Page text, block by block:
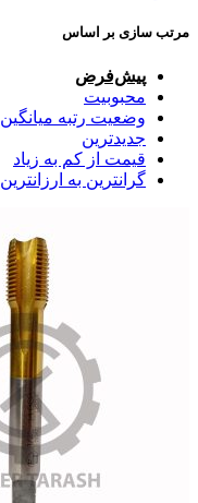
مرتب سازی بر اساس
پیش‌فرض
محبوبیت
وضعیت رتبه میانگین
جدیدترین
قیمت از کم به زیاد
گرانترین به ارزانترین